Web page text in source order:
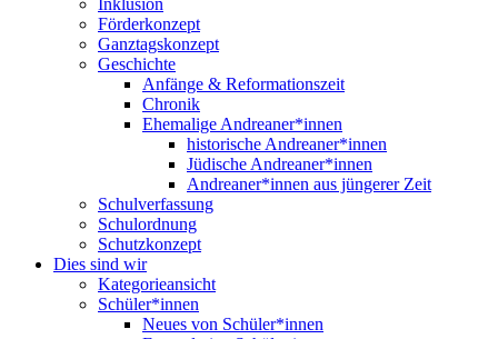
Inklusion
Förderkonzept
Ganztagskonzept
Geschichte
Anfänge & Reformationszeit
Chronik
Ehemalige Andreaner*innen
historische Andreaner*innen
Jüdische Andreaner*innen
Andreaner*innen aus jüngerer Zeit
Schulverfassung
Schulordnung
Schutzkonzept
Dies sind wir
Kategorieansicht
Schüler*innen
Neues von Schüler*innen